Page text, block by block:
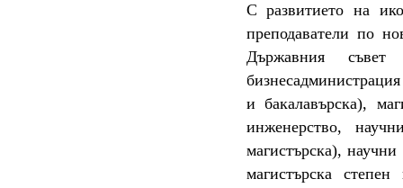
С развитието на
преподаватели по
Държавния
и бакалавърска),
инженерство,
магистърска),
магистърска